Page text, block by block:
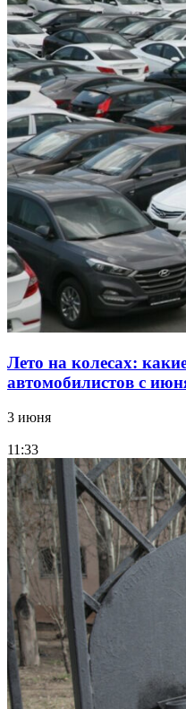
Лето на колесах:
автомобилистов с
3 июня
11:33